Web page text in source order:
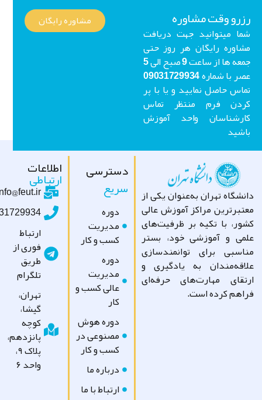
وقت مشاوره
میتوانید جهت دریافت
رایگان هر روز حتی
جمعه ها از ساعت 9 صبح الی 5
عصر با شماره 09031729934
حاصل نمایید و یا با پر
فرم منتظر تماس
واحد آموزش
مشاوره رایگان
تهران به‌عنوان یکی از
مراکز آموزش عالی
با تکیه بر ظرفیت‌های
و آموزشی خود، بستر
برای توانمندسازی
به یادگیری و
مهارت‌های حرفه‌ای
کرده است.
دسترسی
سریع
مدیریت
کسب و کار
مدیریت
عالی کسب و
دوره هوش
مصنوعی در
کسب و کار
درباره ما
ارتباط با ما
اطلاعات
ارتباطی
info@feut.ir
09031729934
ارتباط
فوری از
طریق
تلگرام
تهران،
گیشا،
کوچه
پانزدهم،
پلاک ۹،
واحد ۶